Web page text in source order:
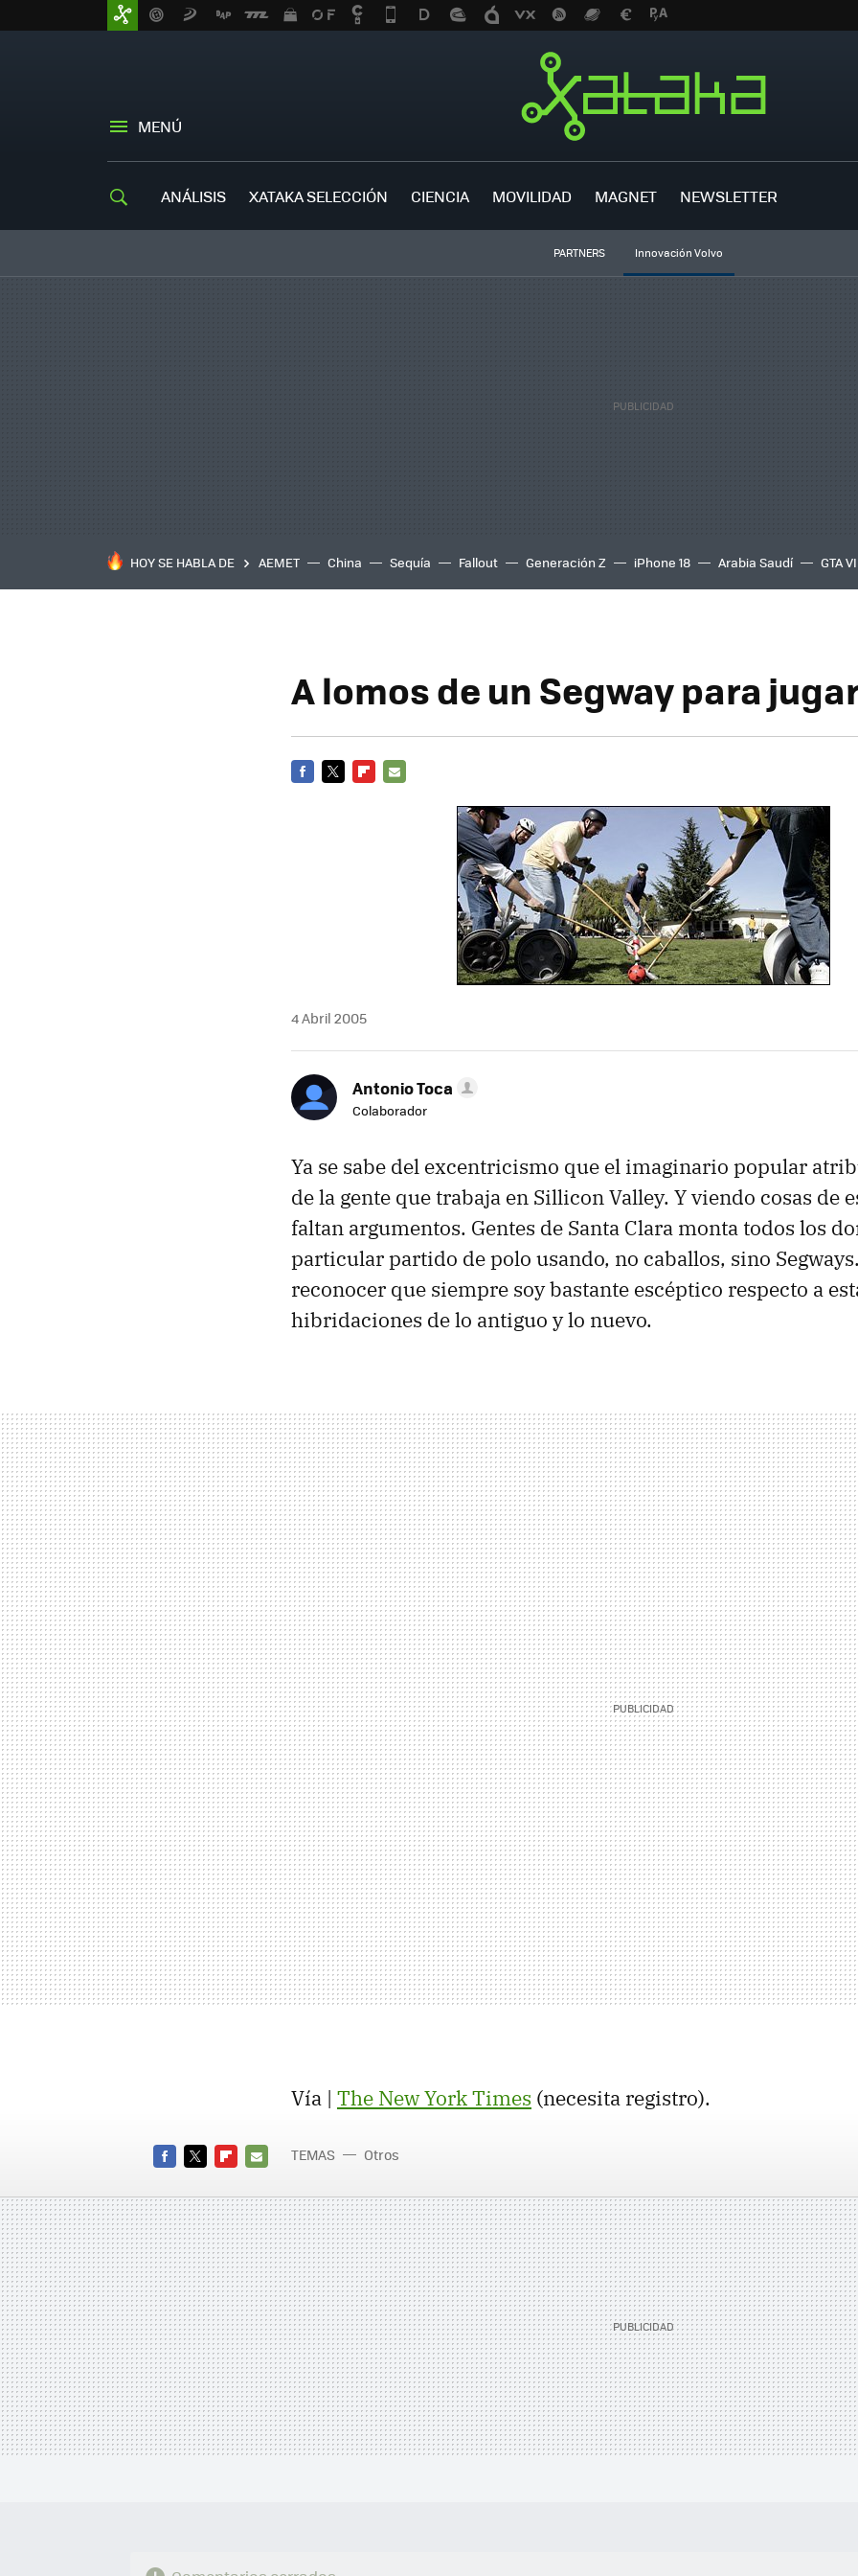
MENÚ
ANÁLISIS XATAKA SELECCIÓN CIENCIA MOVILIDAD MAGNET NEWSLETTER
PARTNERS Innovación Volvo
HOY SE HABLA DE AEMET China Sequía Fallout Generación Z iPhone 18 Arabia Saudí GTA VI
A lomos de un Segway para
4 Abril 2005
Antonio Toca
Colaborador
Ya se sabe del excentricismo que el imaginario popular
de la gente que trabaja en Sillicon Valley. Y viendo cosas de
faltan argumentos. Gentes de Santa Clara monta todos los
particular partido de polo usando, no caballos, sino
reconocer que siempre soy bastante escéptico respecto a
hibridaciones de lo antiguo y lo nuevo.
Vía | The New York Times (necesita registro).
MAIL
TEMAS Otros